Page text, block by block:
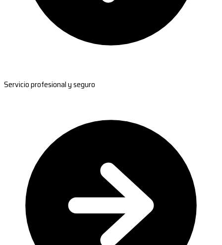
Servicio profesional y seguro